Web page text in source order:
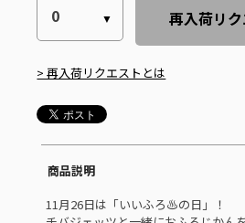
再入荷リ
> 再入荷リクエストとは
商品説明
11月26日は「いいふろ♨の日」！